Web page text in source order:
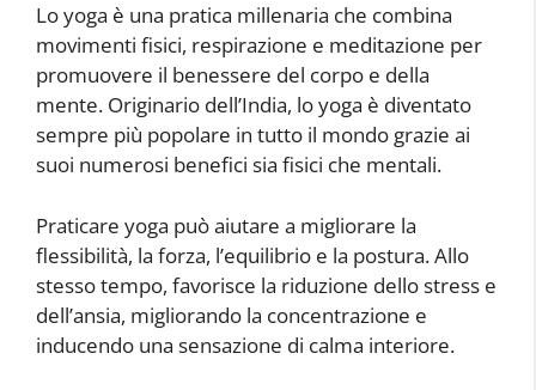
Lo yoga è una pratica millenaria che combina
movimenti fisici, respirazione e meditazione per
promuovere il benessere del corpo e della
mente. Originario dell’India, lo yoga è diventato
sempre più popolare in tutto il mondo grazie ai
suoi numerosi benefici sia fisici che mentali.
Praticare yoga può aiutare a migliorare la
flessibilità, la forza, l’equilibrio e la postura. Allo
stesso tempo, favorisce la riduzione dello stress e
dell’ansia, migliorando la concentrazione e
inducendo una sensazione di calma interiore.